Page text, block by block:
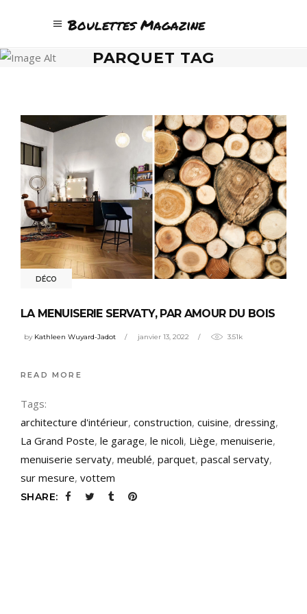
Boulettes Magazine
PARQUET TAG
DÉCO
LA MENUISERIE SERVATY, PAR AMOUR DU BOIS
by Kathleen Wuyard-Jadot janvier 13, 2022 3.51k
READ MORE
Tags:
architecture d'intérieur, construction, cuisine, dressing,
La Grand Poste, le garage, le nicoli, Liège, menuiserie,
menuiserie servaty, meublé, parquet, pascal servaty,
sur mesure, vottem
SHARE: